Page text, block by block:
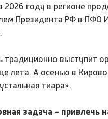
2026 году в регионе
Президента РФ в ПФО
традиционно выступит
лета. А осенью в
тиара».
задача – привлечь